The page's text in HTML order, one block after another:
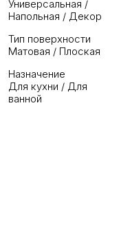
Универсальная /
Напольная / Декор
Тип поверхности
Матовая / Плоская
Назначение
Для кухни / Для
ванной